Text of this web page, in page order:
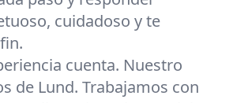
cuidadoso y te
cuenta. Nuestro
de Lund. Trabajamos con